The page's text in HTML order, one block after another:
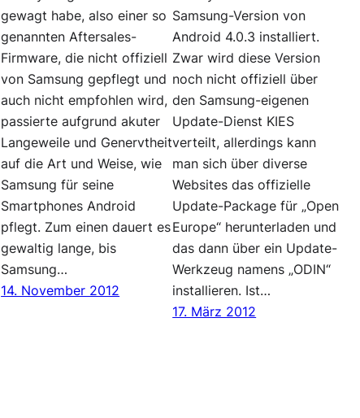
gewagt habe, also einer so
genannten Aftersales-
Firmware, die nicht offiziell
von Samsung gepflegt und
auch nicht empfohlen wird,
passierte aufgrund akuter
Langeweile und Genervtheit
auf die Art und Weise, wie
Samsung für seine
Smartphones Android
pflegt. Zum einen dauert es
gewaltig lange, bis
Samsung…
14. November 2012
Samsung-Version von
Android 4.0.3 installiert.
Zwar wird diese Version
noch nicht offiziell über
den Samsung-eigenen
Update-Dienst KIES
verteilt, allerdings kann
man sich über diverse
Websites das offizielle
Update-Package für „Open
Europe“ herunterladen und
das dann über ein Update-
Werkzeug namens „ODIN“
installieren. Ist…
17. März 2012